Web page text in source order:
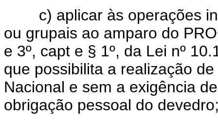
c) aplicar às operações
ou grupais ao amparo do
e 3º, capt e § 1º, da Lei nº
que possibilita a realização
Nacional e sem a exigência
obrigação pessoal do